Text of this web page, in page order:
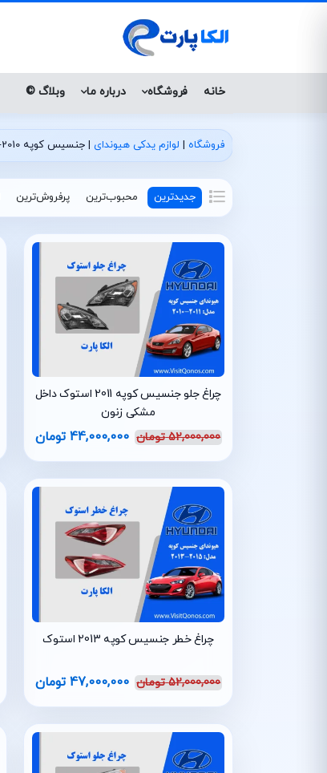
خانه فروشگاه درباره ما وبلاگ ©
فروشگاه | لوازم یدکی هیوندای | جنسیس کوپه 2010-2013
جدیدترین محبوب‌ترین پرفروش‌ترین
چراغ جلو جنسیس کوپه 2011 استوک داخل
مشکی زنون
52,000,000 تومان 44,000,000 تومان
چراغ خطر جنسیس کوپه 2013 استوک
52,000,000 تومان 47,000,000 تومان